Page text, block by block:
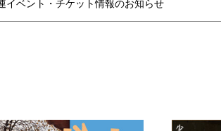
イベント・チケット情報のお知らせ